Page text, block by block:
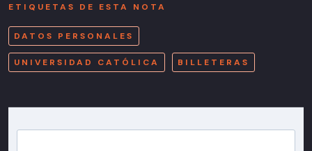
ETIQUETAS DE ESTA NOTA
DATOS PERSONALES
UNIVERSIDAD CATÓLICA BILLETERAS